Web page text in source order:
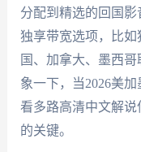
分配到精选的回国
独享带宽选项，比如
国、加拿大、墨西
象一下，当2026美
看多路高清中文解
的关键。